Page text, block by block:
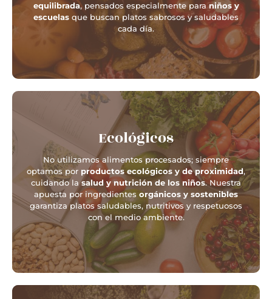
equilibrada, pensados especialmente paraniños y
escuelas que buscan platos sabrosos y saludables
cada día.
Ecológicos
No utilizamos alimentos procesados; siempre
optamos por productos ecológicos y de proximidad,
cuidando lasalud y nutrición de los niños. Nuestra
apuesta por ingredientes orgánicos y sostenibles
garantiza platos saludables, nutritivos y respetuosos
con el medio ambiente.